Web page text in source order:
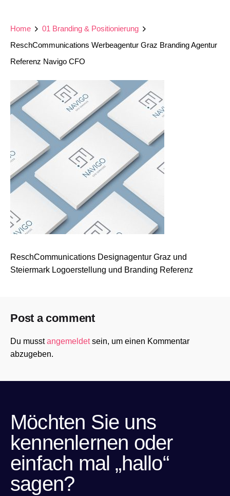
Home
01 Branding & Positionierung
ReschCommunications Werbeagentur Graz Branding Agentur
Referenz Navigo CFO
ReschCommunications Designagentur Graz und
Steiermark Logoerstellung und Branding Referenz
Post a comment
Du musstangemeldetsein, um einen Kommentar
abzugeben.
Möchten Sie uns
kennenlernen oder
einfach mal „hallo“
sagen?